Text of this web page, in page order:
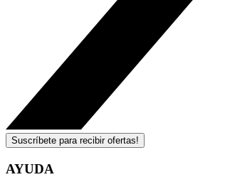
Suscríbete para recibir ofertas!
AYUDA